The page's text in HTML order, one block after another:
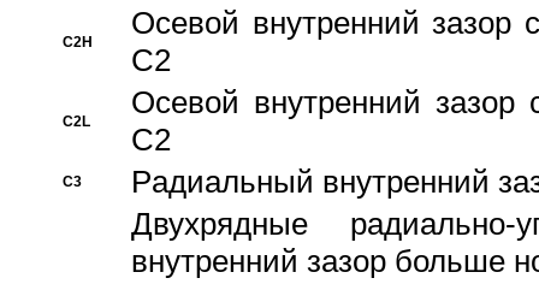
C2H
Осевой внутренний зазор
C2
C2L
Осевой внутренний зазор
C2
C3
Pадиальный внутренний
Двухрядные радиально-
внутренний зазор больше